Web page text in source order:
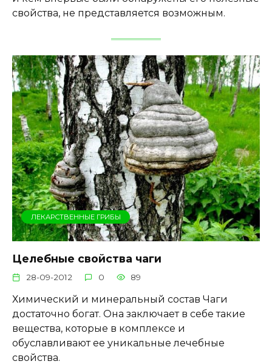
свойства, не представляется возможным.
ЛЕКАРСТВЕННЫЕ ГРИБЫ
Целебные свойства чаги
28-09-2012 0 89
Химический и минеральный состав Чаги
достаточно богат. Она заключает в себе такие
вещества, которые в комплексе и
обуславливают ее уникальные лечебные
свойства.